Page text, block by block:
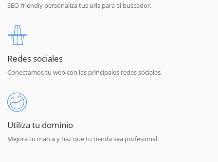
SEO-friendly personaliza tus urls para el buscador.
Redes sociales
Conectamos tu web con las principales redes sociales.
Utiliza tu dominio
Mejora tu marca y haz que tu tienda sea profesional.